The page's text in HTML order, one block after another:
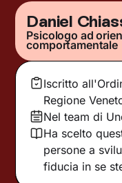
Daniel
Psicologo ad
comportamentale
Iscritto
Regione
Nel team di
Ha scelto
persone a
fiducia in se